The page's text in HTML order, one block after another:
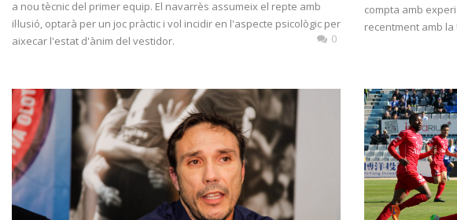
a nou tècnic del primer equip. El navarrès assumeix el repte amb
il·lusió, optarà per un joc pràctic i vol incidir en l'aspecte psicològic per
aixecar l'estat d'ànim del vestidor.
0
compta amb
recentment amb la